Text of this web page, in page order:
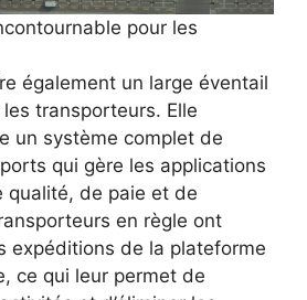
pour les
également un large éventail
transporteurs. Elle
un système complet de
qui gère les applications
qualité, de paie et de
en règle ont
expéditions de la plateforme
ce qui leur permet de